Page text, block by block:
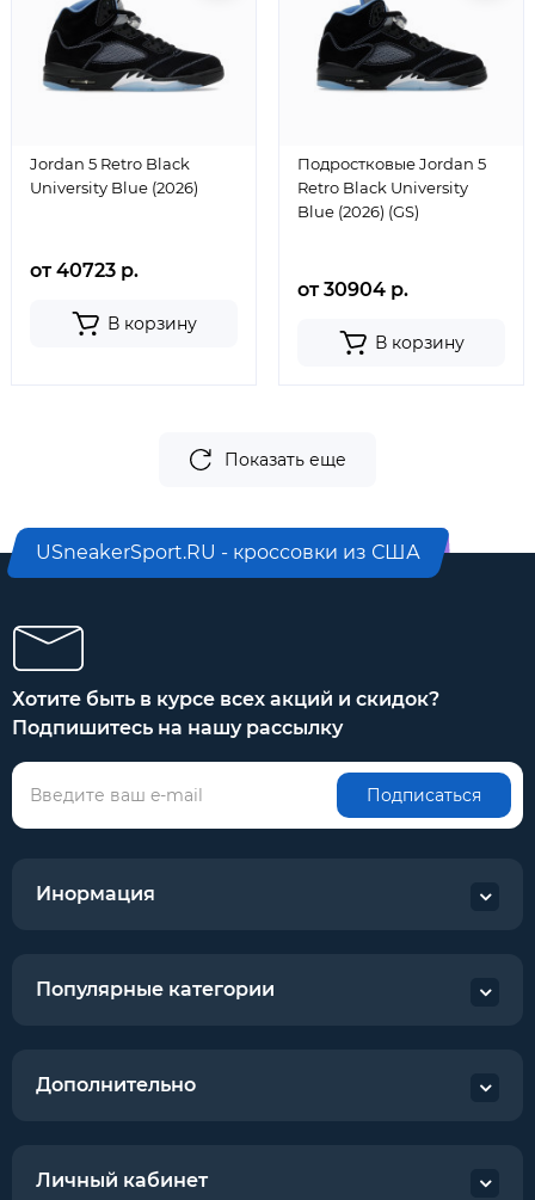
Jordan 5 Retro Black
University Blue (2026)
от 40723 р.
В корзину
Подростковые Jordan 5
Retro Black University
Blue (2026) (GS)
от 30904 р.
В корзину
Показать еще
USneakerSport.RU - кроссовки из США
Хотите быть в курсе всех акций и скидок?
Подпишитесь на нашу рассылку
Подписаться
Инормация
Популярные категории
Дополнительно
Личный кабинет